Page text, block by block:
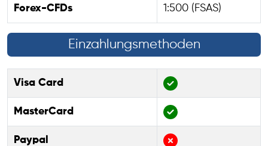
Forex-CFDs 1:500 (FSAS)
Einzahlungsmethoden
Visa Card
MasterCard
Paypal